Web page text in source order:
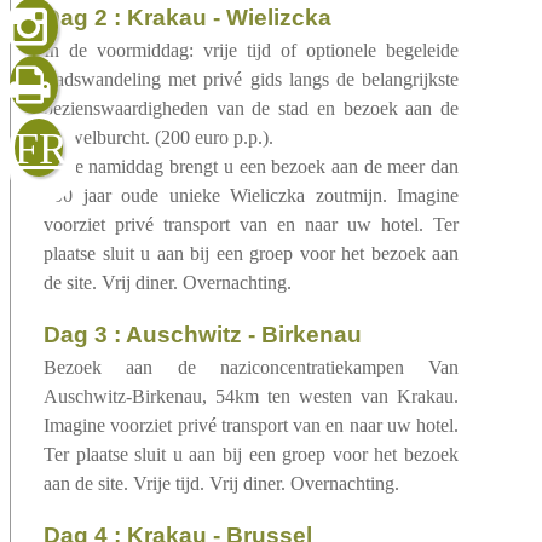
FR
gelezen
sluiten verzenden
dag 2 : Krakau - Wielizcka
In de voormiddag: vrije tijd of optionele begeleide
stadswandeling met privé gids langs de belangrijkste
bezienswaardigheden van de stad en bezoek aan de
Wawelburcht. (200 euro p.p.).
In de namiddag brengt u een bezoek aan de meer dan
800 jaar oude unieke Wieliczka zoutmijn. Imagine
voorziet privé transport van en naar uw hotel. Ter
plaatse sluit u aan bij een groep voor het bezoek aan
de site. Vrij diner. Overnachting.
dag 3 : Auschwitz - Birkenau
Bezoek aan de naziconcentratiekampen Van
Auschwitz-Birkenau, 54km ten westen van Krakau.
Imagine voorziet privé transport van en naar uw hotel.
Ter plaatse sluit u aan bij een groep voor het bezoek
aan de site. Vrije tijd. Vrij diner. Overnachting.
dag 4 : Krakau - Brussel